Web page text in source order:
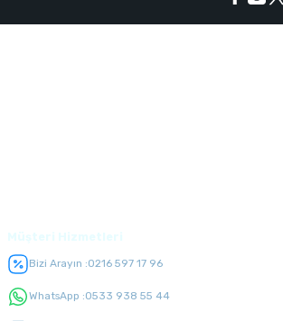
Bizi Arayın :0216 597 17 96
WhatsApp :0533 938 55 44